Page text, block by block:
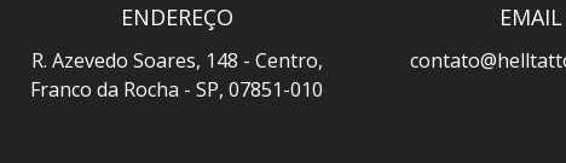
ENDEREÇO
R. Azevedo Soares, 148 - Centro,
Franco da Rocha - SP, 07851-010
EMAIL